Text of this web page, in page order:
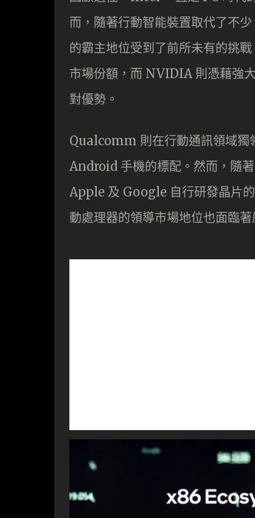
而，隨著行動智能裝置取代了不
的霸主地位受到了前所未有的挑
市場份額，而 NVIDIA 則憑藉強
對優勢。
Qualcomm 則在行動通訊領域獨
Android 手機的標配。然而，隨
Apple 及 Google 自行研發晶片
動處理器的領導市場地位也面臨著